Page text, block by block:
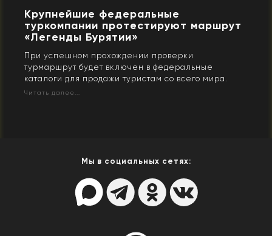
Крупнейшие федеральные
туркомпании протестируют маршрут
«Легенды Бурятии»
При успешном прохождении проверки
турмаршрут будет включен в федеральные
каталоги для продажи туристам со всего мира.
Читать далее...
Мы в социальных сетях: